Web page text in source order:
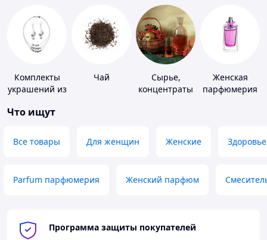
Комплекты
украшений из
Чай
Сырье,
концентраты
Женская
парфюмерия
Что ищут
Все товары Для женщин Женские Здоровье
Parfum парфюмерия Женский парфюм
Программа защиты покупателей